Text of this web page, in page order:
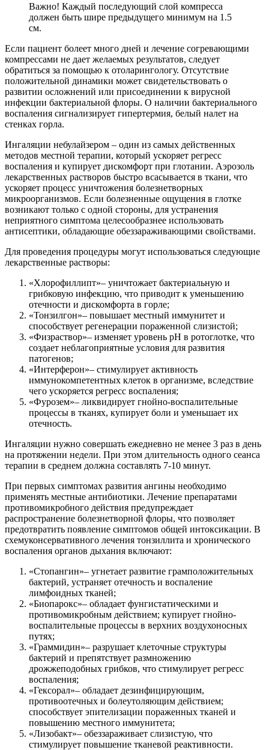
Важно! Каждый последующий слой компресса
должен быть шире предыдущего минимум на 1.5
см.
Если пациент болеет много дней и лечение согревающими
компрессами не дает желаемых результатов, следует
обратиться за помощью к отоларингологу. Отсутствие
положительной динамики может свидетельствовать о
развитии осложнений или присоединении к вирусной
инфекции бактериальной флоры. О наличии бактериального
воспаления сигнализирует гипертермия, белый налет на
стенках горла.
Ингаляции небулайзером – один из самых действенных
методов местной терапии, который ускоряет регресс
воспаления и купирует дискомфорт при глотании. Аэрозоль
лекарственных растворов быстро всасывается в ткани, что
ускоряет процесс уничтожения болезнетворных
микроорганизмов. Если болезненные ощущения в глотке
возникают только с одной стороны, для устранения
неприятного симптома целесообразнее использовать
антисептики, обладающие обеззараживающими свойствами.
Для проведения процедуры могут использоваться следующие
лекарственные растворы:
«Хлорофиллипт»– уничтожает бактериальную и
грибковую инфекцию, что приводит к уменьшению
отечности и дискомфорта в горле;
«Тонзилгон»– повышает местный иммунитет и
способствует регенерации пораженной слизистой;
«Физраствор»– изменяет уровень pH в ротоглотке, что
создает неблагоприятные условия для развития
патогенов;
«Интерферон»– стимулирует активность
иммунокомпетентных клеток в организме, вследствие
чего ускоряется регресс воспаления;
«Фурозем»– ликвидирует гнойно-воспалительные
процессы в тканях, купирует боли и уменьшает их
отечность.
Ингаляции нужно совершать ежедневно не менее 3 раз в день
на протяжении недели. При этом длительность одного сеанса
терапии в среднем должна составлять 7-10 минут.
При первых симптомах развития ангины необходимо
применять местные антибиотики. Лечение препаратами
противомикробного действия предупреждает
распространение болезнетворной флоры, что позволяет
предотвратить появление симптомов общей интоксикации. В
схемуконсервативного лечения тонзиллита и хронического
воспаления органов дыхания включают:
«Стопангин»– угнетает развитие грамположительных
бактерий, устраняет отечность и воспаление
лимфоидных тканей;
«Биопарокс»– обладает фунгистатическими и
противомикробным действием; купирует гнойно-
воспалительные процессы в верхних воздухоносных
путях;
«Граммидин»– разрушает клеточные структуры
бактерий и препятствует размножению
дрожжеподобных грибков, что стимулирует регресс
воспаления;
«Гексорал»– обладает дезинфицирующим,
противоотечных и болеутоляющим действием;
способствует эпителизации пораженных тканей и
повышению местного иммунитета;
«Лизобакт»– обеззараживает слизистую, что
стимулирует повышение тканевой реактивности.